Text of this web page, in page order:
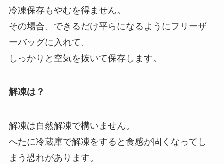
冷凍保存もやむを得ません。
その場合、できるだけ平らになるようにフリーザ
ーバッグに入れて、
しっかりと空気を抜いて保存します。
解凍は？
解凍は自然解凍で構いません。
へたに冷蔵庫で解凍をすると食感が固くなってし
まう恐れがあります。